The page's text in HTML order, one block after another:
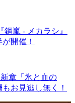
嵐 - メカラシ』
開催！
章「氷と血の
お見逃し無く！